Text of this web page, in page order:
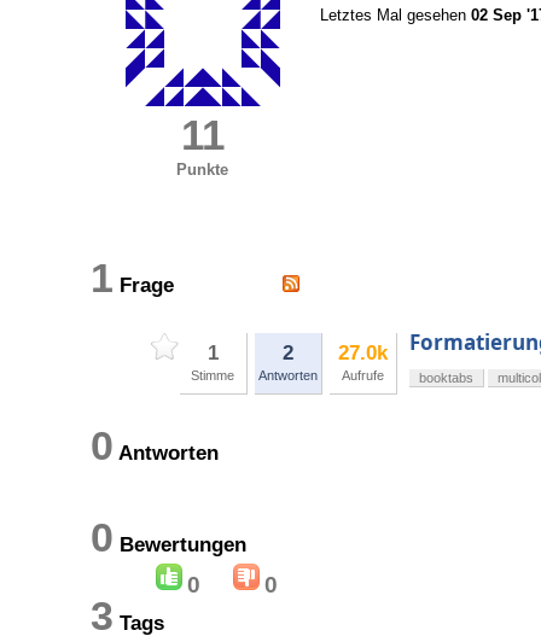
11
Punkte
Letztes Mal gesehen 02 Sep
1 Frage
1
Stimme
2
Antworten
27.0k
Aufrufe booktabs
0 Antworten
0 Bewertungen
0 0
3 Tags